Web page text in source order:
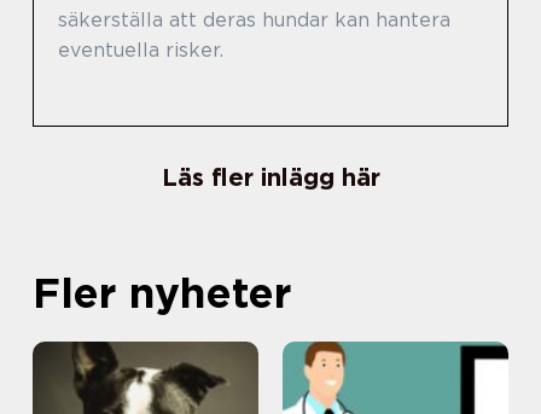
säkerställa att deras hundar kan hantera
eventuella risker.
Läs fler inlägg här
Fler nyheter